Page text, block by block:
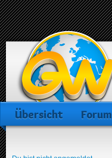
Übersicht Forum